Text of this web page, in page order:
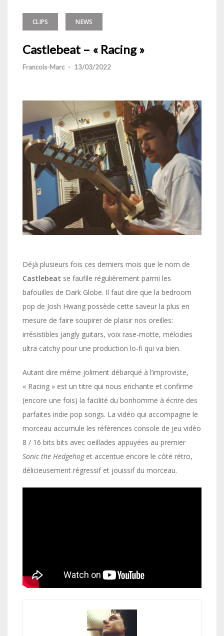
CLIPS NEWS
Castlebeat – « Racing »
Francois-Marc - 13/03/2022
Déjà plusieurs fois ces derniers mois que le nom de
Castlebeat se faufile régulièrement parmi les
bafouilles de Dark Globe. Il faut dire que la bedroom
pop de Josh Hwang possède cette saveur la plus en
mesure de faire soupirer de plaisir nos oreilles:
irrésistibles jangly guitars, voix rase-motte, mélodies
ultra catchy pour une production lo-fi qui va bien.
Autant dire même joliment débarqué à l’improviste,
« Racing » est un titre qui nous enchante et confirme
(encore une fois) la facilité du bonhomme à écrire des
parfaites indie pop songs. La vidéo qui accompagne le
morceau accumule les références console de jeu vidéo
8 / 16 bits bits avec oeillades appuyées au premier
Sonic the Hedgehoget accentue encore le côté rétro,
délicieusement régressif et jouissif du morceau.